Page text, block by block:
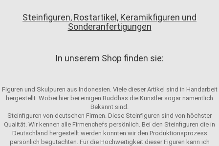
Steinfiguren, Rostartikel, Keramikfiguren und
Sonderanfertigungen
In unserem Shop finden sie:
Figuren und Skulpuren aus Indonesien. Viele dieser Artikel sind in Handarbeit
hergestellt. Wobei hier bei einigen Buddhas die Künstler sogar namentlich
Bekannt sind.
Steinfiguren von deutschen Firmen. Diese Steinfiguren sind von höchster
Qualität. Wir kennen alle Firmenchefs persönlich. Bei den Steinfiguren die in
Deutschland hergestellt werden konnten wir den Produktionsprozess
persönlich begutachten. Für die Hochwertigkeit dieser Figuren kann ich